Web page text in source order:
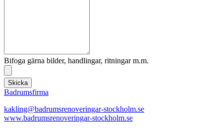
Bifoga gärna bilder, handlingar, ritningar m.m.
Skicka
Badrumsfirma
kakling@badrumsrenoveringar-stockholm.se
www.badrumsrenoveringar-stockholm.se